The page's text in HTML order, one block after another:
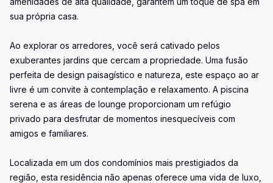
sua própria casa.
Ao explorar os arredores, você será cativado pelos
exuberantes jardins que cercam a propriedade. Uma fusão
perfeita de design paisagístico e natureza, este espaço ao ar
livre é um convite à contemplação e relaxamento. A piscina
serena e as áreas de lounge proporcionam um refúgio
privado para desfrutar de momentos inesquecíveis com
amigos e familiares.
Localizada em um dos condomínios mais prestigiados da
região, esta residência não apenas oferece uma vida de luxo,